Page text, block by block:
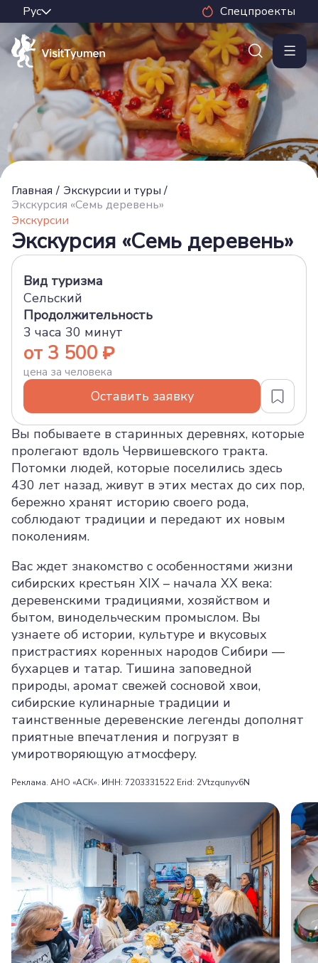
Спецпроекты
Главная / Экскурсии и туры /
Экскурсия «Семь деревень»
Экскурсии
Экскурсия «Семь деревень»
Вид туризма
Сельский
Продолжительность
3 часа 30 минут
от 3 500
цена за человека
Оставить заявку
Вы побываете в старинных деревнях, которые
пролегают вдоль Червишевского тракта.
Потомки людей, которые поселились здесь
430 лет назад, живут в этих местах до сих пор,
бережно хранят историю своего рода,
соблюдают традиции и передают их новым
поколениям.
Вас ждет знакомство с особенностями жизни
сибирских крестьян XIX – начала XX века:
деревенскими традициями, хозяйством и
бытом, винодельческим промыслом. Вы
узнаете об истории, культуре и вкусовых
пристрастиях коренных народов Сибири —
бухарцев и татар. Тишина заповедной
природы, аромат свежей сосновой хвои,
сибирские кулинарные традиции и
таинственные деревенские легенды дополнят
приятные впечатления и погрузят в
умиротворяющую атмосферу.
Реклама. АНО «АСК». ИНН: 7203331522 Erid: 2Vtzqunyv6N